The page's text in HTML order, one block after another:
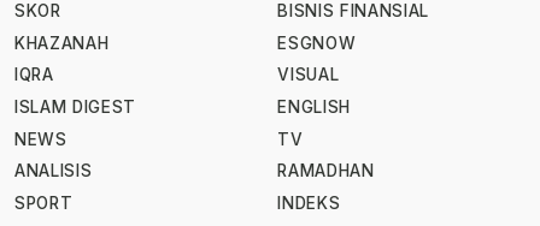
SKOR
KHAZANAH
IQRA
ISLAM DIGEST
NEWS
ANALISIS
SPORT
BISNIS FINANSIAL
ESGNOW
VISUAL
ENGLISH
TV
RAMADHAN
INDEKS